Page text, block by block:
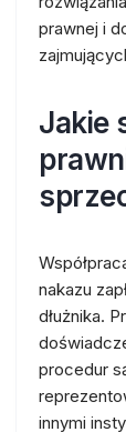
prawnej i
Jakie
nakazu
dłużnika.
procedur
innymi